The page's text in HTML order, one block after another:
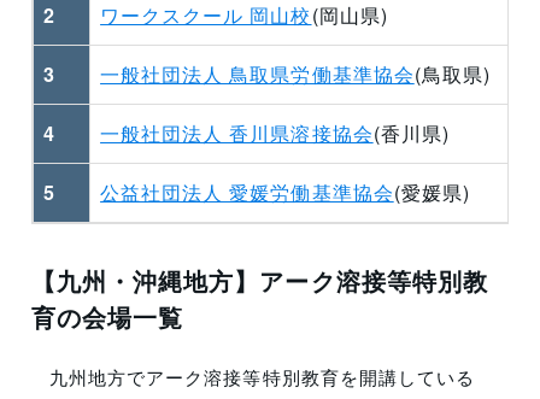
2 ワークスクール 岡山校(岡山県)
3 一般社団法人 鳥取県労働基準協会(鳥取県)
4 一般社団法人 香川県溶接協会(香川県)
5 公益社団法人 愛媛労働基準協会(愛媛県)
【九州・沖縄地方】アーク溶接等特別教
育の会場一覧
九州地方でアーク溶接等特別教育を開講している